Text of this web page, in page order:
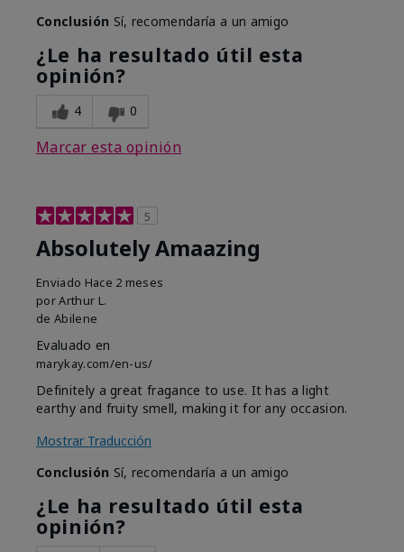
Conclusión Sí, recomendaría a un amigo
¿Le ha resultado útil esta
opinión?
4 0
Marcar esta opinión
5
Absolutely Amaazing
Enviado Hace 2 meses
porArthur L.
de Abilene
Evaluado en
marykay.com/en-us/
Definitely a great fragance to use. It has a light
earthy and fruity smell, making it for any occasion.
Mostrar Traducción
Conclusión Sí, recomendaría a un amigo
¿Le ha resultado útil esta
opinión?